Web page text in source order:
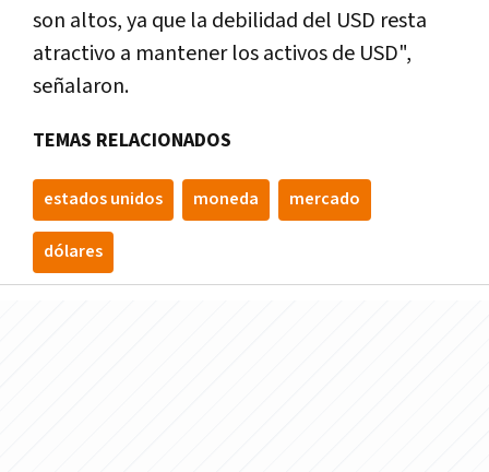
son altos, ya que la debilidad del USD resta
atractivo a mantener los activos de USD",
señalaron.
TEMAS RELACIONADOS
estados unidos moneda mercado
dólares